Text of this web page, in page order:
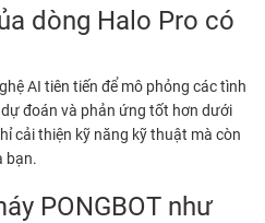
dòng Halo Pro có
AI tiên tiến để mô phỏng các tình
đoán và phản ứng tốt hơn dưới
cải thiện kỹ năng kỹ thuật mà còn
bạn.
PONGBOT như